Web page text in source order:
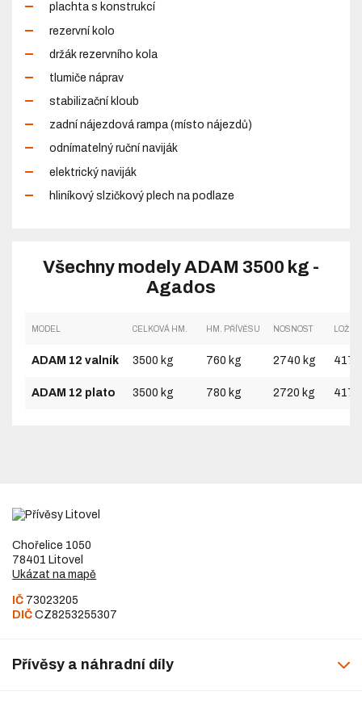
plachta s konstrukcí
rezervní kolo
držák rezervního kola
tlumiče náprav
stabilizační kloub
zadní nájezdová rampa (místo nájezdů)
odnímatelný ruční naviják
elektrický naviják
hliníkový slzičkový plech na podlaze
Všechny modely ADAM 3500 kg -
Agados
MODEL CELKOVÁ HM. HM. PŘÍVĚSU NOSNOST
ADAM 12 valník 3500 kg 760 kg 2740 kg
ADAM 12 plato 3500 kg 780 kg 2720 kg
Chořelice 1050
78401 Litovel
Ukázat na mapě
IČ 73023205
DIČ CZ8253255307
Přívěsy a náhradní díly